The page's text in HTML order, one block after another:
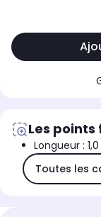
Les
Longueur :
Toutes les